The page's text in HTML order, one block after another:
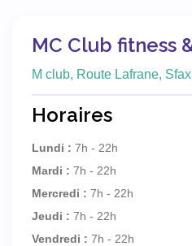
MC Club fitness
M club, Route Lafrane,
Horaires
Lundi : 7h - 22h
Mardi : 7h - 22h
Mercredi : 7h - 22h
Jeudi : 7h - 22h
Vendredi : 7h - 22h